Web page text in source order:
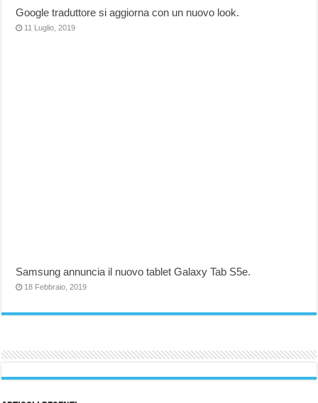
Google traduttore si aggiorna con un nuovo look.
11 Luglio, 2019
Samsung annuncia il nuovo tablet Galaxy Tab S5e.
18 Febbraio, 2019